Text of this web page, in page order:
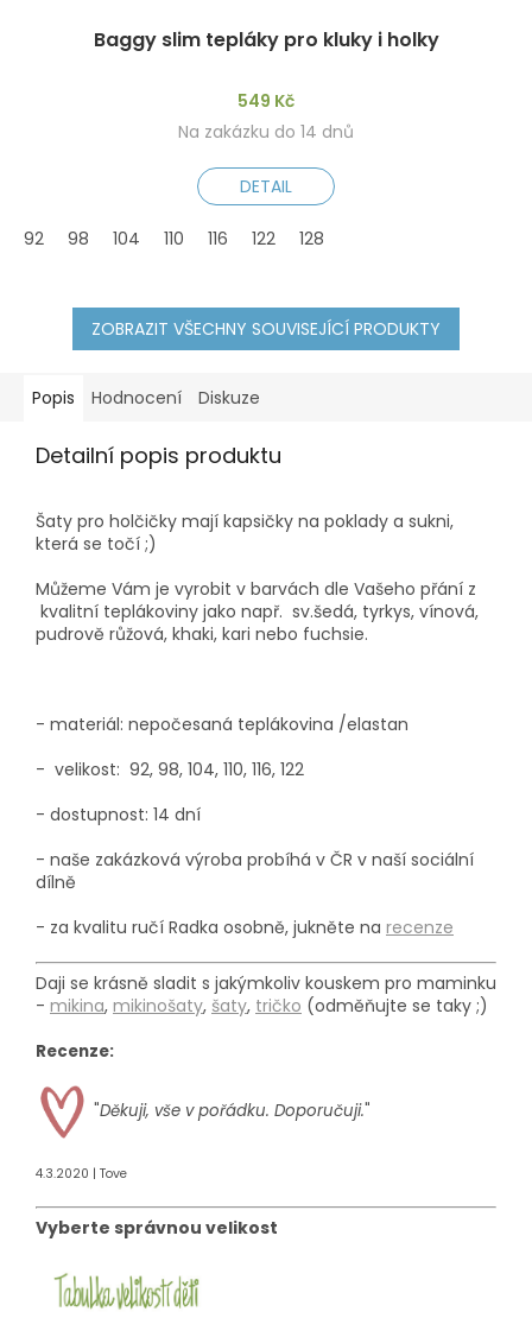
Baggy slim tepláky pro kluky i holky
549 Kč
Na zakázku do 14 dnů
DETAIL
92 98 104 110 116 122 128
ZOBRAZIT VŠECHNY SOUVISEJÍCÍ PRODUKTY
Popis Hodnocení Diskuze
Detailní popis produktu
Šaty pro holčičky mají kapsičky na poklady a sukni,
která se točí ;)
Můžeme Vám je vyrobit v barvách dle Vašeho přání z
kvalitní teplákoviny jako např. sv.šedá, tyrkys, vínová,
pudrově růžová, khaki, kari nebo fuchsie.
- materiál: nepočesaná teplákovina /elastan
- velikost: 92, 98, 104, 110, 116, 122
- dostupnost: 14 dní
- naše zakázková výroba probíhá v ČR v naší sociální
dílně
- za kvalitu ručí Radka osobně, jukněte na recenze
Daji se krásně sladit s jakýmkoliv kouskem pro maminku
- mikina, mikinošaty, šaty, tričko (odměňujte se taky ;)
Recenze:
"Děkuji, vše v pořádku. Doporučuji."
4.3.2020 | Tove
Vyberte správnou velikost